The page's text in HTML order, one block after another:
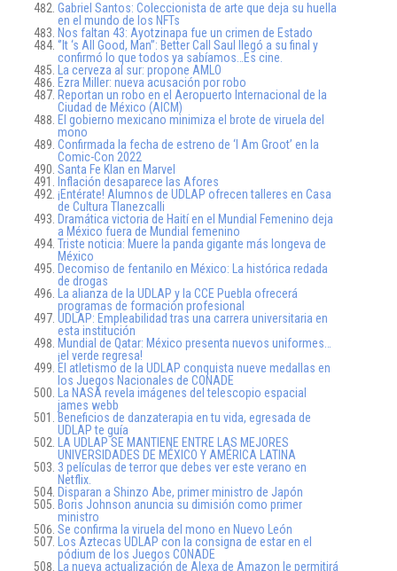
Gabriel Santos: Coleccionista de arte que deja su huella
en el mundo de los NFTs
Nos faltan 43: Ayotzinapa fue un crimen de Estado
‘’It ‘s All Good, Man’’: Better Call Saul llegó a su final y
confirmó lo que todos ya sabíamos…Es cine.
La cerveza al sur: propone AMLO
Ezra Miller: nueva acusación por robo
Reportan un robo en el Aeropuerto Internacional de la
Ciudad de México (AICM)
El gobierno mexicano minimiza el brote de viruela del
mono
Confirmada la fecha de estreno de ‘I Am Groot’ en la
Comic-Con 2022
Santa Fe Klan en Marvel
Inflación desaparece las Afores
¡Entérate! Alumnos de UDLAP ofrecen talleres en Casa
de Cultura Tlanezcalli
Dramática victoria de Haití en el Mundial Femenino deja
a México fuera de Mundial femenino
Triste noticia: Muere la panda gigante más longeva de
México
Decomiso de fentanilo en México: La histórica redada
de drogas
La alianza de la UDLAP y la CCE Puebla ofrecerá
programas de formación profesional
UDLAP: Empleabilidad tras una carrera universitaria en
esta institución
Mundial de Qatar: México presenta nuevos uniformes…
¡el verde regresa!
El atletismo de la UDLAP conquista nueve medallas en
los Juegos Nacionales de CONADE
La NASA revela imágenes del telescopio espacial
james webb
Beneficios de danzaterapia en tu vida, egresada de
UDLAP te guía
LA UDLAP SE MANTIENE ENTRE LAS MEJORES
UNIVERSIDADES DE MÉXICO Y AMÉRICA LATINA
3 películas de terror que debes ver este verano en
Netflix.
Disparan a Shinzo Abe, primer ministro de Japón
Boris Johnson anuncia su dimisión como primer
ministro
Se confirma la viruela del mono en Nuevo León
Los Aztecas UDLAP con la consigna de estar en el
pódium de los Juegos CONADE
La nueva actualización de Alexa de Amazon le permitirá